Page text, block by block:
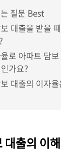
질문 Best
대출을 받을
로 아파트 담
가요?
대출의 이자
대출의 이해